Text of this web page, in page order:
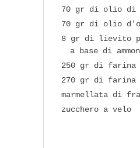
70 gr di olio di
70 gr di olio
8 gr di lievito
a base di
250 gr di farina
270 gr di farina
marmellata di
zucchero a velo